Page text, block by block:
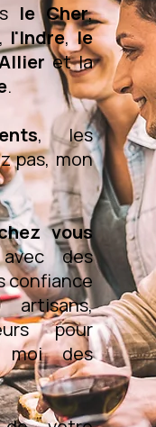
le Cher,
l'Indre,le
et la
.
, les
pas, mon
vous
des
confiance
pour
moi des